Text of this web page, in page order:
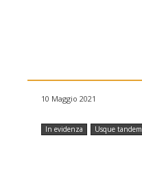
10 Maggio 2021
In evidenza Usque tandem